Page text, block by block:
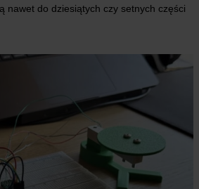
nawet do dziesiątych czy setnych części